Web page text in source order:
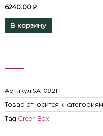
6240.00 ₽
В корзину
Артикул SA-0921
Товар относится к категориям
Tag Green Box